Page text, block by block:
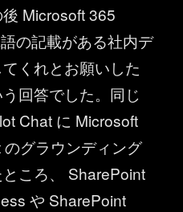
Microsoft 365
の記載がある社内デ
くれとお願いした
回答でした。同じ
Chat に Microsoft
グラウンディング
ころ、 SharePoint
や SharePoint